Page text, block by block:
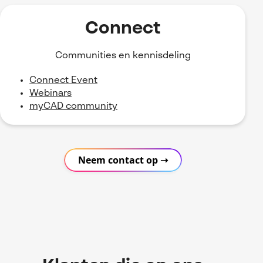
Connect
Communities en kennisdeling
Connect Event
Webinars
myCAD community
Neem contact op ➝